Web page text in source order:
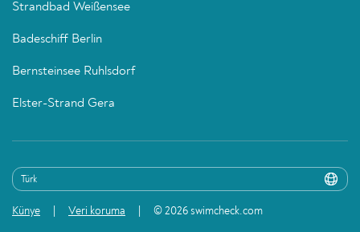
Strandbad Weißensee
Badeschiff Berlin
Bernsteinsee Ruhlsdorf
Elster-Strand Gera
Künye Veri koruma © 2026 swimcheck.com